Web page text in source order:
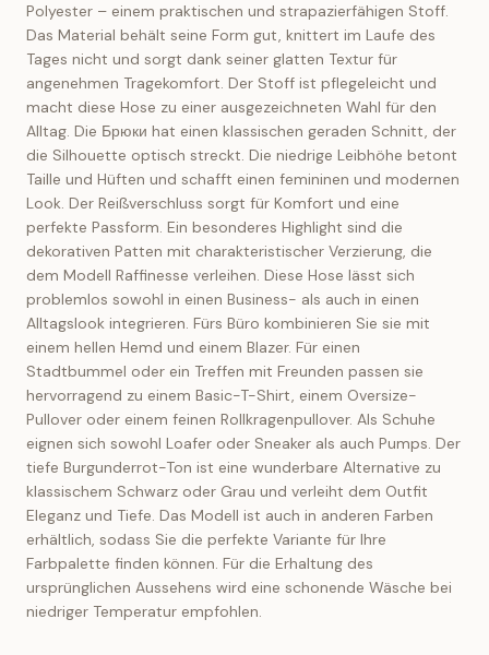
Polyester – einem praktischen und strapazierfähigen Stoff.
Das Material behält seine Form gut, knittert im Laufe des
Tages nicht und sorgt dank seiner glatten Textur für
angenehmen Tragekomfort. Der Stoff ist pflegeleicht und
macht diese Hose zu einer ausgezeichneten Wahl für den
Alltag. Die Брюки hat einen klassischen geraden Schnitt, der
die Silhouette optisch streckt. Die niedrige Leibhöhe betont
Taille und Hüften und schafft einen femininen und modernen
Look. Der Reißverschluss sorgt für Komfort und eine
perfekte Passform. Ein besonderes Highlight sind die
dekorativen Patten mit charakteristischer Verzierung, die
dem Modell Raffinesse verleihen. Diese Hose lässt sich
problemlos sowohl in einen Business- als auch in einen
Alltagslook integrieren. Fürs Büro kombinieren Sie sie mit
einem hellen Hemd und einem Blazer. Für einen
Stadtbummel oder ein Treffen mit Freunden passen sie
hervorragend zu einem Basic-T-Shirt, einem Oversize-
Pullover oder einem feinen Rollkragenpullover. Als Schuhe
eignen sich sowohl Loafer oder Sneaker als auch Pumps. Der
tiefe Burgunderrot-Ton ist eine wunderbare Alternative zu
klassischem Schwarz oder Grau und verleiht dem Outfit
Eleganz und Tiefe. Das Modell ist auch in anderen Farben
erhältlich, sodass Sie die perfekte Variante für Ihre
Farbpalette finden können. Für die Erhaltung des
ursprünglichen Aussehens wird eine schonende Wäsche bei
niedriger Temperatur empfohlen.